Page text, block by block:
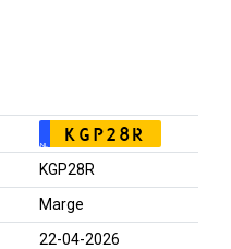
NL KGP28R
KGP28R
Marge
22-04-2026